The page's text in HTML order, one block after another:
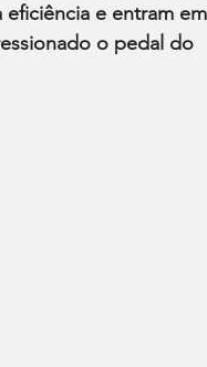
eficiência e entram
o pedal do